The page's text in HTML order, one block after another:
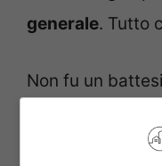
generale. Tutto
Non fu un
atleti che